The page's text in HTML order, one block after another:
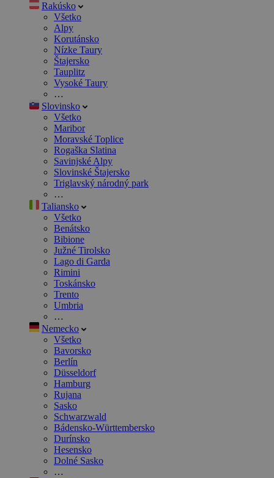
Rakúsko
Všetko
Alpy
Korutánsko
Nízke Taury
Štajersko
Tauplitz
Vysoké Taury
…
Slovinsko
Všetko
Maribor
Moravské Toplice
Rogaška Slatina
Savinjské Alpy
Slovinské Štajersko
Triglavský národný park
…
Taliansko
Všetko
Benátsko
Bibione
Južné Tirolsko
Lago di Garda
Rimini
Toskánsko
Trento
Umbria
…
Nemecko
Všetko
Bavorsko
Berlín
Düsseldorf
Hamburg
Rujana
Sasko
Schwarzwald
Bádensko-Württembersko
Durínsko
Hesensko
Dolné Sasko
…